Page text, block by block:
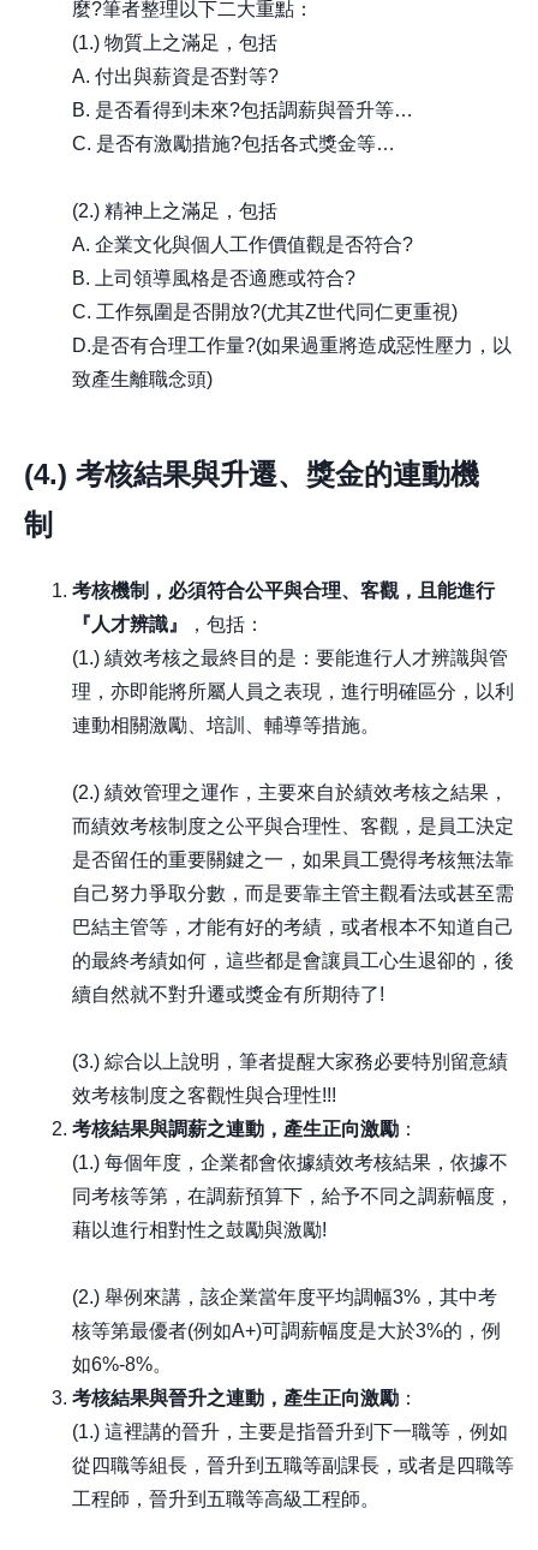
麼?筆者整理以下二大重點：
(1.) 物質上之滿足，包括
A. 付出與薪資是否對等?
B. 是否看得到未來?包括調薪與晉升等…
C. 是否有激勵措施?包括各式獎金等…
(2.) 精神上之滿足，包括
A. 企業文化與個人工作價值觀是否符合?
B. 上司領導風格是否適應或符合?
C. 工作氛圍是否開放?(尤其Z世代同仁更重視)
D.是否有合理工作量?(如果過重將造成惡性壓力，以
致產生離職念頭)
(4.) 考核結果與升遷、獎金的連動機
制
考核機制，必須符合公平與合理、客觀，且能進行
『人才辨識』
，包括：
(1.) 績效考核之最終目的是：要能進行人才辨識與管
理，亦即能將所屬人員之表現，進行明確區分，以利
連動相關激勵、培訓、輔導等措施。
(2.) 績效管理之運作，主要來自於績效考核之結果，
而績效考核制度之公平與合理性、客觀，是員工決定
是否留任的重要關鍵之一，如果員工覺得考核無法靠
自己努力爭取分數，而是要靠主管主觀看法或甚至需
巴結主管等，才能有好的考績，或者根本不知道自己
的最終考績如何，這些都是會讓員工心生退卻的，後
續自然就不對升遷或獎金有所期待了!
(3.) 綜合以上說明，筆者提醒大家務必要特別留意績
效考核制度之客觀性與合理性!!!
考核結果與調薪之連動，產生正向激勵 ：
(1.) 每個年度，企業都會依據績效考核結果，依據不
同考核等第，在調薪預算下，給予不同之調薪幅度，
藉以進行相對性之鼓勵與激勵!
(2.) 舉例來講，該企業當年度平均調幅3%，其中考
核等第最優者(例如A+)可調薪幅度是大於3%的，例
如6%-8%。
考核結果與晉升之連動，產生正向激勵 ：
(1.) 這裡講的晉升，主要是指晉升到下一職等，例如
從四職等組長，晉升到五職等副課長，或者是四職等
工程師，晉升到五職等高級工程師。